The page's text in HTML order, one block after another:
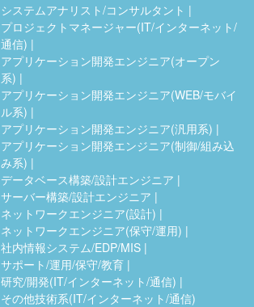
システムアナリスト/コンサルタント
プロジェクトマネージャー(IT/インターネット/
通信)
アプリケーション開発エンジニア(オープン
系)
アプリケーション開発エンジニア(WEB/モバイ
ル系)
アプリケーション開発エンジニア(汎用系)
アプリケーション開発エンジニア(制御/組み込
み系)
データベース構築/設計エンジニア
サーバー構築/設計エンジニア
ネットワークエンジニア(設計)
ネットワークエンジニア(保守/運用)
社内情報システム/EDP/MIS
サポート/運用/保守/教育
研究/開発(IT/インターネット/通信)
その他技術系(IT/インターネット/通信)